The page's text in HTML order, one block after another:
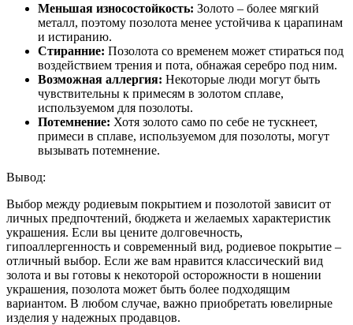
Меньшая износостойкость: Золото – более мягкий
металл, поэтому позолота менее устойчива к царапинам
и истиранию.
Стиранние: Позолота со временем может стираться под
воздействием трения и пота, обнажая серебро под ним.
Возможная аллергия: Некоторые люди могут быть
чувствительны к примесям в золотом сплаве,
используемом для позолоты.
Потемнение: Хотя золото само по себе не тускнеет,
примеси в сплаве, используемом для позолоты, могут
вызывать потемнение.
Вывод:
Выбор между родиевым покрытием и позолотой зависит от
личных предпочтений, бюджета и желаемых характеристик
украшения. Если вы цените долговечность,
гипоаллергенность и современный вид, родиевое покрытие –
отличный выбор. Если же вам нравится классический вид
золота и вы готовы к некоторой осторожности в ношении
украшения, позолота может быть более подходящим
вариантом. В любом случае, важно приобретать ювелирные
изделия у надежных продавцов.